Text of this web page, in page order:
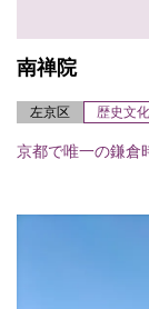
南禅院
左京区 歴史文化
京都で唯一の鎌倉